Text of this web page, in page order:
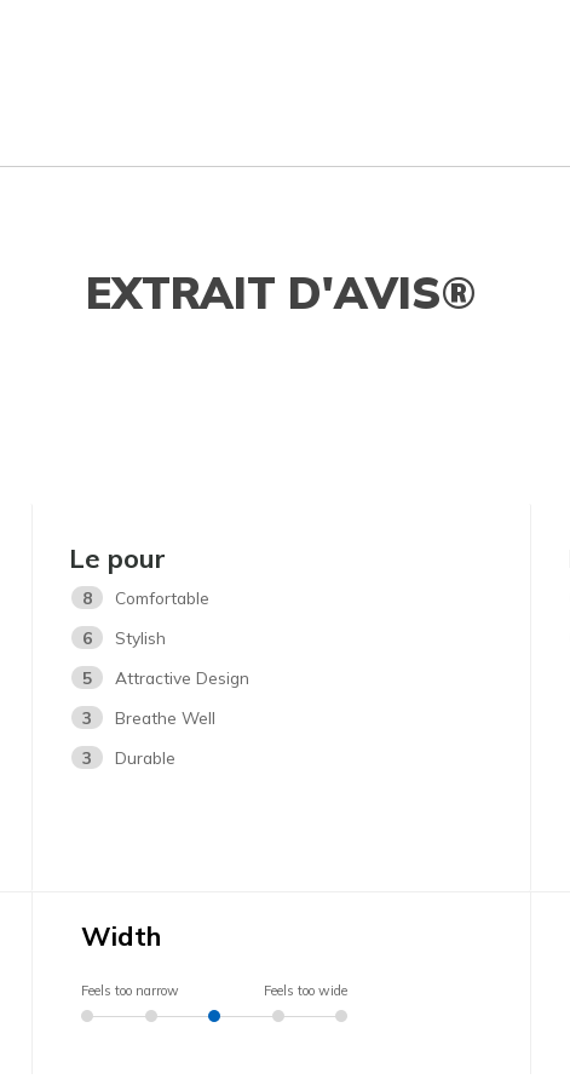
EXTRAIT D'AVIS®
Le pour
8
Comfortable
6
Stylish
5
Attractive Design
3
Breathe Well
3
Durable
Width
Feels too narrow Feels too wide